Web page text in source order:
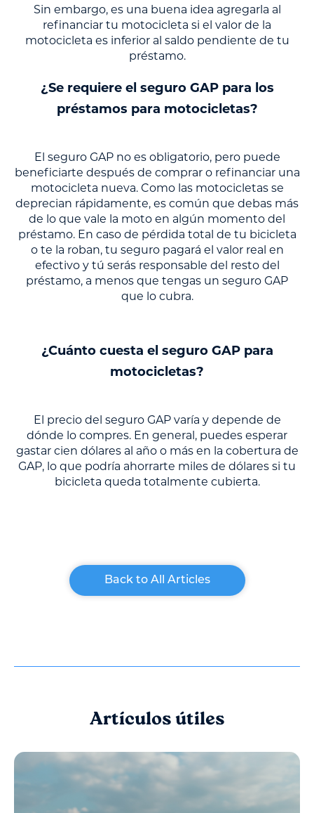
Sin embargo, es una buena idea agregarla al
refinanciar tu motocicleta si el valor de la
motocicleta es inferior al saldo pendiente de tu
préstamo.
¿Se requiere el seguro GAP para los
préstamos para motocicletas?
El seguro GAP no es obligatorio, pero puede
beneficiarte después de comprar o refinanciar una
motocicleta nueva. Como las motocicletas se
deprecian rápidamente, es común que debas más
de lo que vale la moto en algún momento del
préstamo. En caso de pérdida total de tu bicicleta
o te la roban, tu seguro pagará el valor real en
efectivo y tú serás responsable del resto del
préstamo, a menos que tengas un seguro GAP
que lo cubra.
¿Cuánto cuesta el seguro GAP para
motocicletas?
El precio del seguro GAP varía y depende de
dónde lo compres. En general, puedes esperar
gastar cien dólares al año o más en la cobertura de
GAP, lo que podría ahorrarte miles de dólares si tu
bicicleta queda totalmente cubierta.
Back to All Articles
Artículos útiles